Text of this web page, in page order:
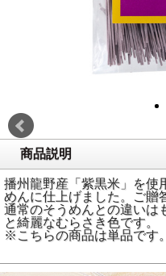
商品説明
播州龍野産「紫黒米」を使
めんに仕上げました。ご贈
通常のそうめんとの違いは
と綺麗なむらさき色です。
※こちらの商品は単品です。